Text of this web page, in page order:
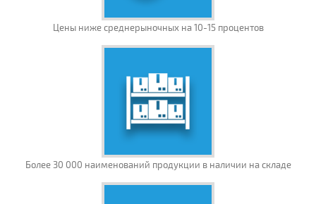
Цены ниже среднерыночных на 10-15 процентов
Более 30 000 наименований продукции в наличии на складе